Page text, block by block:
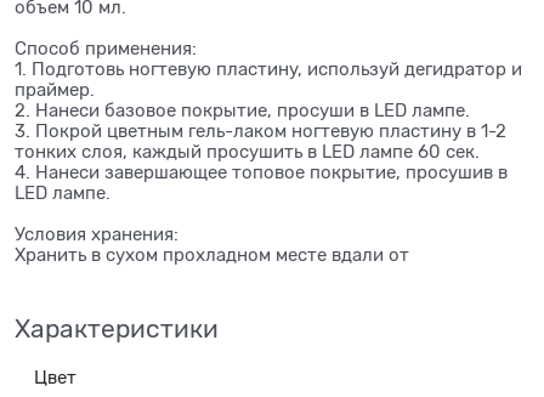
объем 10 мл.
Способ применения:
1. Подготовь ногтевую пластину, используй дегидратор и
праймер.
2. Нанеси базовое покрытие, просуши в LED лампе.
3. Покрой цветным гель-лаком ногтевую пластину в 1-2
тонких слоя, каждый просушить в LED лампе 60 сек.
4. Нанеси завершающее топовое покрытие, просушив в
LED лампе.
Условия хранения:
Хранить в сухом прохладном месте вдали от
Характеристики
Цвет